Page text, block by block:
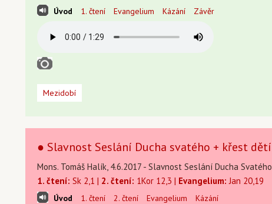
Úvod 1. čtení Evangelium Kázání Závěr
Mezidobí
● Slavnost Seslání Ducha svatého + křest dětí
Mons. Tomáš Halík, 4.6.2017 - Slavnost Seslání Ducha Svatého
1. čtení: Sk 2,1 | 2. čtení: 1Kor 12,3 | Evangelium: Jan 20,19
Úvod 1. čtení 2. čtení Evangelium Kázání